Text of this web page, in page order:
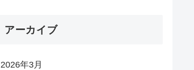
アーカイブ
2026年3月